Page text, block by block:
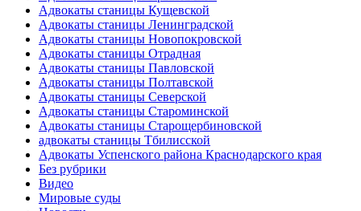
Адвокаты станицы Кущевской
Адвокаты станицы Ленинградской
Адвокаты станицы Новопокровской
Адвокаты станицы Отрадная
Адвокаты станицы Павловской
Адвокаты станицы Полтавской
Адвокаты станицы Северской
Адвокаты станицы Староминской
Адвокаты станицы Старощербиновской
адвокаты станицы Тбилисской
Адвокаты Успенского района Краснодарского края
Без рубрики
Видео
Мировые суды